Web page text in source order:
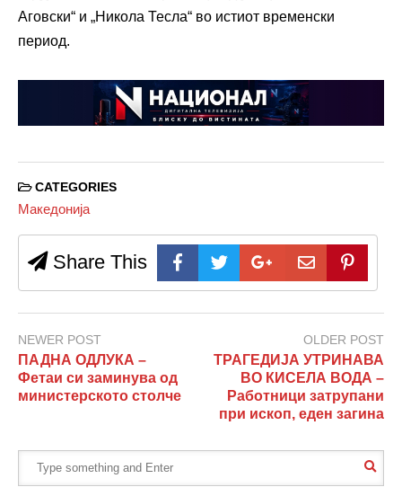
Аговски“ и „Никола Тесла“ во истиот временски
период.
CATEGORIES
Македонија
Share This
NEWER POST
ПАДНА ОДЛУКА –
Фетаи си заминува од
министерското столче
OLDER POST
ТРАГЕДИЈА УТРИНАВА
ВО КИСЕЛА ВОДА –
Работници затрупани
при ископ, еден загина